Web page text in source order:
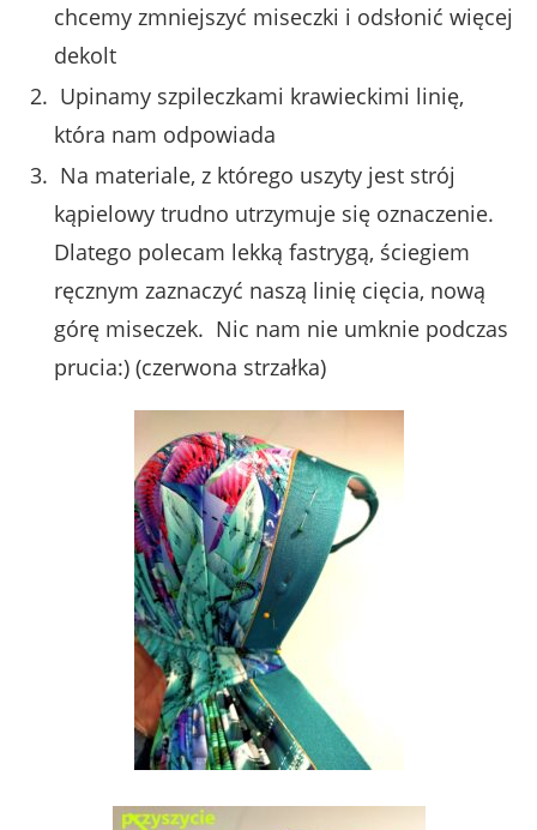
chcemy zmniejszyć miseczki i odsłonić więcej
dekolt
Upinamy szpileczkami krawieckimi linię,
która nam odpowiada
Na materiale, z którego uszyty jest strój
kąpielowy trudno utrzymuje się oznaczenie.
Dlatego polecam lekką fastrygą, ściegiem
ręcznym zaznaczyć naszą linię cięcia, nową
górę miseczek. Nic nam nie umknie podczas
prucia:) (czerwona strzałka)